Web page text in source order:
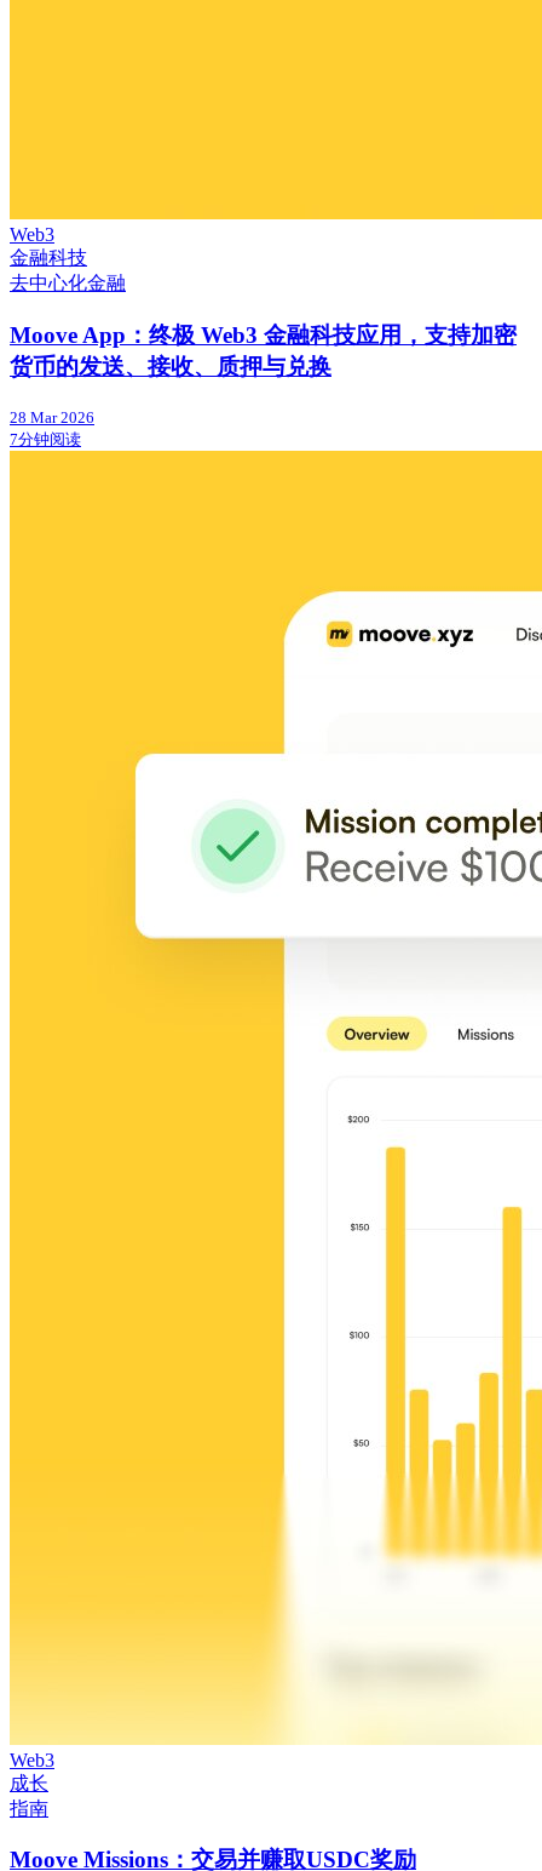
Web3
金融科技
去中心化金融
Moove App：终极 Web3 金融科技应用，支持加密
货币的发送、接收、质押与兑换
28 Mar 2026
7分钟阅读
Web3
成长
指南
Moove Missions：交易并赚取USDC奖励